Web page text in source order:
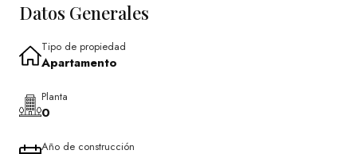
Residencial Cala Bona cuenta con 61 viviendas diseñadas
disponibles son:
Planta baja con jardín de 2, 3 o 4 habitaciones
Tercera planta con terraza y solarium de 2 o 3
habitaciones con Parking y Trastero incluido
Datos Generales
Tipo de propiedad
Apartamento
Planta
0
Año de construcción